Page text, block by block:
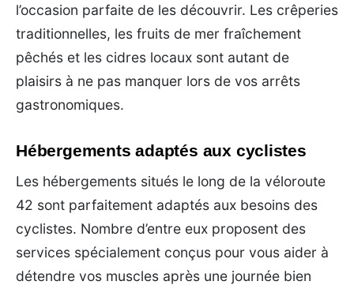
l’occasion parfaite de les découvrir. Les crêperies
traditionnelles, les fruits de mer fraîchement
pêchés et les cidres locaux sont autant de
plaisirs à ne pas manquer lors de vos arrêts
gastronomiques.
Hébergements adaptés aux cyclistes
Les hébergements situés le long de la véloroute
42 sont parfaitement adaptés aux besoins des
cyclistes. Nombre d’entre eux proposent des
services spécialement conçus pour vous aider à
détendre vos muscles après une journée bien